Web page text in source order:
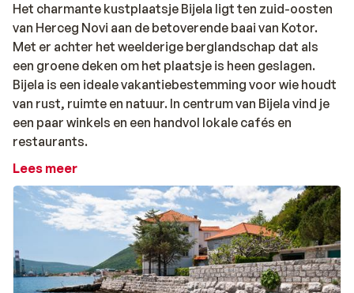
Het charmante kustplaatsje Bijela ligt ten zuid-oosten
van Herceg Novi aan de betoverende baai van Kotor.
Met er achter het weelderige berglandschap dat als
een groene deken om het plaatsje is heen geslagen.
Bijela is een ideale vakantiebestemming voor wie houdt
van rust, ruimte en natuur. In centrum van Bijela vind je
een paar winkels en een handvol lokale cafés en
restaurants.
Lees meer